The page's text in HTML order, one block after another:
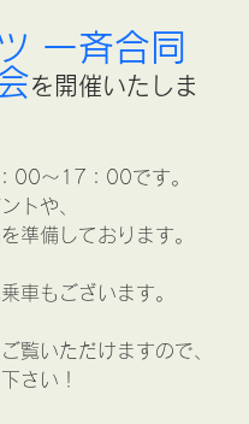
一斉合同
を開催いたしま
00～17：00です。
トや、
準備しております。
車もございます。
覧いただけますので、
さい！